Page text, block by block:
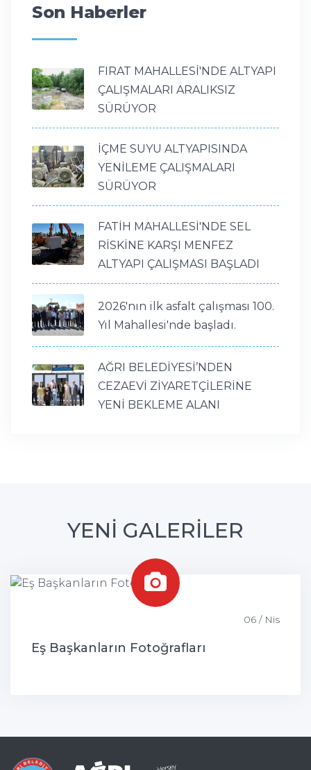
Son Haberler
FIRAT MAHALLESİ'NDE ALTYAPI
ÇALIŞMALARI ARALIKSIZ
SÜRÜYOR
İÇME SUYU ALTYAPISINDA
YENİLEME ÇALIŞMALARI
SÜRÜYOR
FATİH MAHALLESİ'NDE SEL
RİSKİNE KARŞI MENFEZ
ALTYAPI ÇALIŞMASI BAŞLADI
2026'nın ilk asfalt çalışması 100.
Yıl Mahallesi'nde başladı.
AĞRI BELEDİYESİ’NDEN
CEZAEVİ ZİYARETÇİLERİNE
YENİ BEKLEME ALANI
YENİ GALERİLER
06 / Nis
Eş Başkanların Fotoğrafları